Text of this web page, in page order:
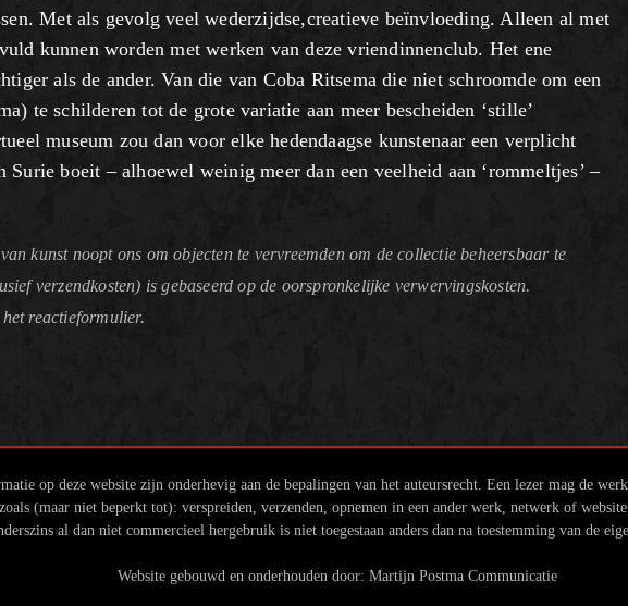
Met als gevolg veel wederzijdse,creatieve beïnvloeding. Alleen al met
kunnen worden met werken van deze vriendinnenclub. Het ene
als de ander. Van die van Coba Ritsema die niet schroomde om een
te schilderen tot de grote variatie aan meer bescheiden ‘stille’
museum zou dan voor elke hedendaagse kunstenaar een verplicht
boeit – alhoewel weinig meer dan een veelheid aan ‘rommeltjes’ –
kunst noopt ons om objecten te vervreemden om de collectie beheersbaar te
verzendkosten) is gebaseerd op de oorspronkelijke verwervingskosten.
reactieformulier.
op deze website zijn onderhevig aan de bepalingen van het auteursrecht. Een lezer mag de
(maar niet beperkt tot): verspreiden, verzenden, opnemen in een ander werk, netwerk of
al dan niet commercieel hergebruik is niet toegestaan anders dan na toestemming van de
Website gebouwd en onderhouden door: Martijn Postma Communicatie